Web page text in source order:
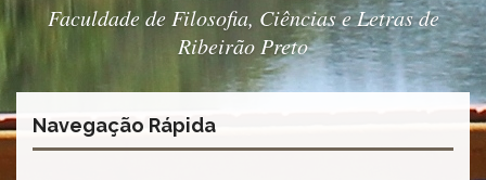
Teses
Twitter
Faculdade de Filosofia, Ciências e Letras de
Ribeirão Preto
Navegação Rápida